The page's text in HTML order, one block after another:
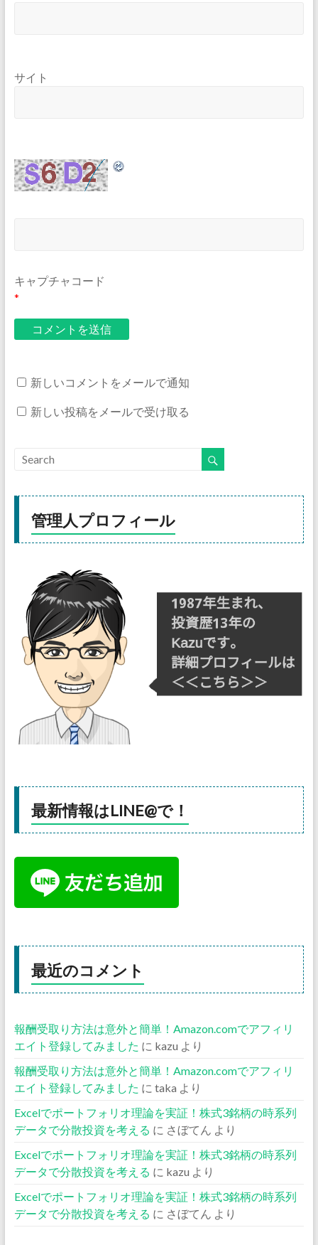
サイト
キャプチャコード
*
新しいコメントをメールで通知
新しい投稿をメールで受け取る
管理人プロフィール
最新情報はLINE@で！
最近のコメント
報酬受取り方法は意外と簡単！Amazon.comでアフィリ
エイト登録してみました に kazu より
報酬受取り方法は意外と簡単！Amazon.comでアフィリ
エイト登録してみました に taka より
Excelでポートフォリオ理論を実証！株式3銘柄の時系列
データで分散投資を考える に さぼてん より
Excelでポートフォリオ理論を実証！株式3銘柄の時系列
データで分散投資を考える に kazu より
Excelでポートフォリオ理論を実証！株式3銘柄の時系列
データで分散投資を考える に さぼてん より